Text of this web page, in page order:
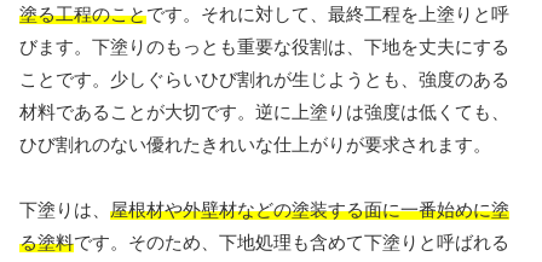
塗る工程のことです。それに対して、最終工程を上塗りと呼
びます。下塗りのもっとも重要な役割は、下地を丈夫にする
ことです。少しぐらいひび割れが生じようとも、強度のある
材料であることが大切です。逆に上塗りは強度は低くても、
ひび割れのない優れたきれいな仕上がりが要求されます。
下塗りは、 屋根材や外壁材などの塗装する面に一番始めに塗
る塗料です。そのため、下地処理も含めて下塗りと呼ばれる